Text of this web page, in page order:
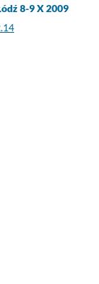
8-9 X 2009